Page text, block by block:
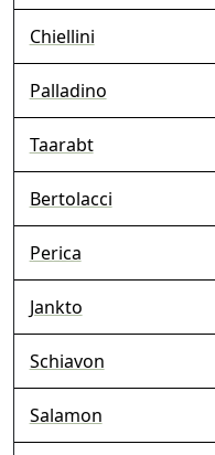
Chiellini
Palladino
Taarabt
Bertolacci
Perica
Jankto
Schiavon
Salamon